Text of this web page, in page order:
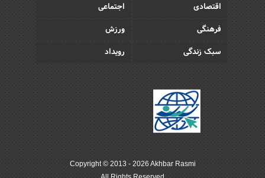
اقتصادی
اجتماعی
فرهنگی
ورزش
سبک زندگی
رویداد
Copyright © 2013 - 2026 Akhbar Rasmi